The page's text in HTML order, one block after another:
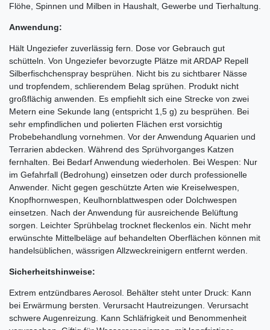
Flöhe, Spinnen und Milben in Haushalt, Gewerbe und Tierhaltung.
Anwendung:
Hält Ungeziefer zuverlässig fern. Dose vor Gebrauch gut
schütteln. Von Ungeziefer bevorzugte Plätze mit ARDAP Repell
Silberfischchenspray besprühen. Nicht bis zu sichtbarer Nässe
und tropfendem, schlierendem Belag sprühen. Produkt nicht
großflächig anwenden. Es empfiehlt sich eine Strecke von zwei
Metern eine Sekunde lang (entspricht 1,5 g) zu besprühen. Bei
sehr empfindlichen und polierten Flächen erst vorsichtig
Probebehandlung vornehmen. Vor der Anwendung Aquarien und
Terrarien abdecken. Während des Sprühvorganges Katzen
fernhalten. Bei Bedarf Anwendung wiederholen. Bei Wespen: Nur
im Gefahrfall (Bedrohung) einsetzen oder durch professionelle
Anwender. Nicht gegen geschützte Arten wie Kreiselwespen,
Knopfhornwespen, Keulhornblattwespen oder Dolchwespen
einsetzen. Nach der Anwendung für ausreichende Belüftung
sorgen. Leichter Sprühbelag trocknet fleckenlos ein. Nicht mehr
erwünschte Mittelbeläge auf behandelten Oberflächen können mit
handelsüblichen, wässrigen Allzweckreinigern entfernt werden.
Sicherheitshinweise:
Extrem entzündbares Aerosol. Behälter steht unter Druck: Kann
bei Erwärmung bersten. Verursacht Hautreizungen. Verursacht
schwere Augenreizung. Kann Schläfrigkeit und Benommenheit